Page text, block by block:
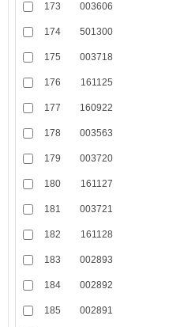
173 003606
174 501300
175 003718
176 161125
177 160922
178 003563
179 003720
180 161127
181 003721
182 161128
183 002893
184 002892
185 002891